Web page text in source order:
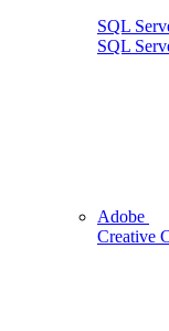
SQL
SQL
Adobe
Creative